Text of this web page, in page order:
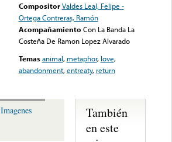
Compositor Valdes Leal, Felipe -
Ortega Contreras, Ramón
Acompañamiento Con La Banda La
Costeña De Ramon Lopez Alvarado
Temas animal, metaphor, love,
abandonment,entreaty, return
Imagenes
También
en este